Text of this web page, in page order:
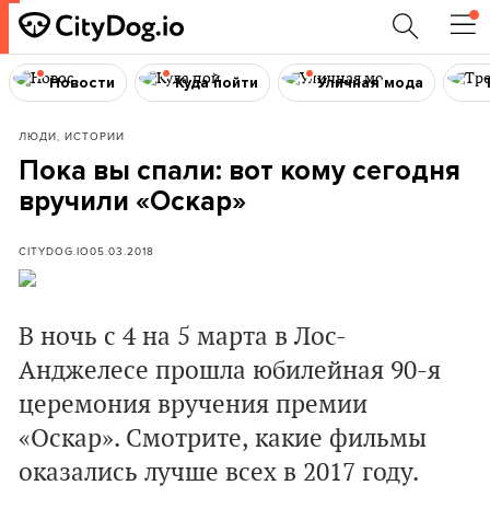
Новости Куда пойти Уличная мода
ЛЮДИ, ИСТОРИИ
Пока вы спали: вот кому сегодня
вручили «Оскар»
CITYDOG.IO05.03.2018
В ночь с 4 на 5 марта в Лос-
Анджелесе прошла юбилейная 90-я
церемония вручения премии
«Оскар». Смотрите, какие фильмы
оказались лучше всех в 2017 году.